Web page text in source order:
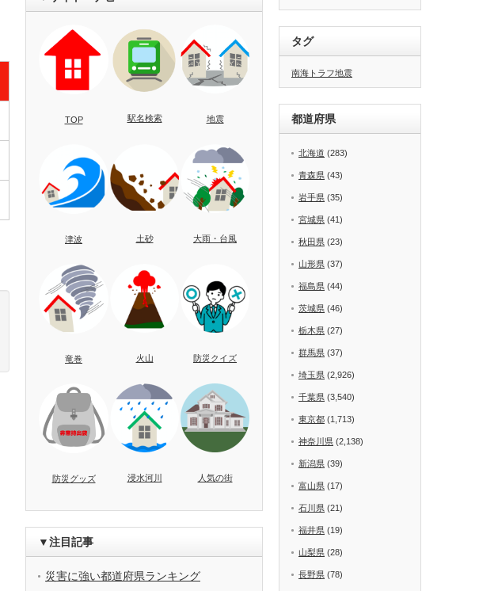
TOP 駅名検索 地震
津波 土砂 大雨・台風
竜巻 火山 防災クイズ
防災グッズ 浸水河川 人気の街
▼注目記事
災害に強い都道府県ランキング
タグ
南海トラフ地震
都道府県
北海道 (283)
青森県 (43)
岩手県 (35)
宮城県 (41)
秋田県 (23)
山形県 (37)
福島県 (44)
茨城県 (46)
栃木県 (27)
群馬県 (37)
埼玉県 (2,926)
千葉県 (3,540)
東京都 (1,713)
神奈川県 (2,138)
新潟県 (39)
富山県 (17)
石川県 (21)
福井県 (19)
山梨県 (28)
長野県 (78)